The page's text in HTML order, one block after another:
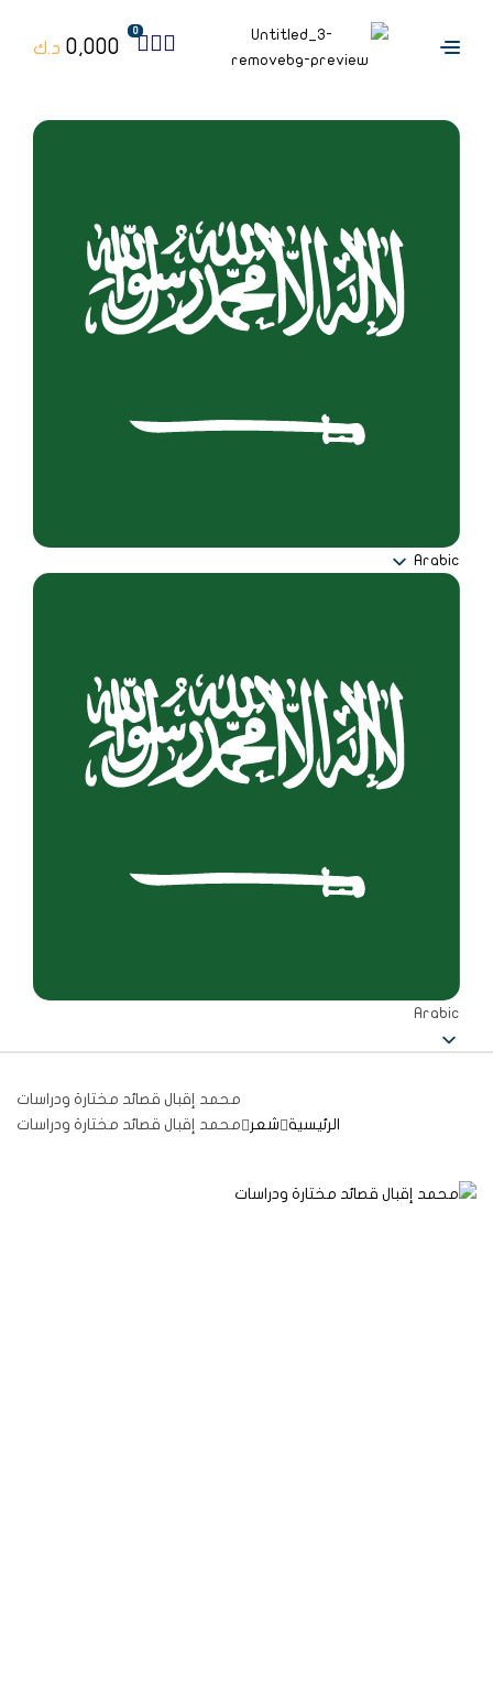
0
0,000 د.ك
Arabic
Arabic
محمد إقبال قصائد مختارة ودراسات
الرئيسية شعر محمد إقبال قصائد مختارة ودراسات